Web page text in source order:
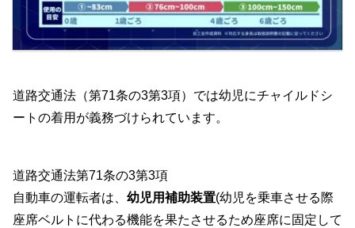
道路交通法（第71条の3第3項）では幼児にチャイルドシ
ートの着用が義務づけられています。
道路交通法第71条の3第3項
自動車の運転者は、 幼児用補助装置(幼児を乗車させる際
座席ベルトに代わる機能を果たさせるため座席に固定して